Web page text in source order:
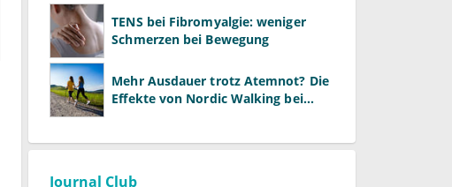
nicht
TENS bei Fibromyalgie: weniger
Schmerzen bei Bewegung
Mehr Ausdauer trotz Atemnot? Die
Effekte von Nordic Walking bei
Journal Club